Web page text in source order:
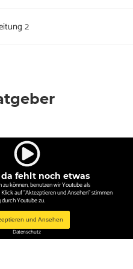
2
fehlt noch etwas
zu können, benutzen wir Youtube als
auf "Aktezptieren und Ansehen" stimmen
Youtube zu.
und Ansehen
Datenschutz